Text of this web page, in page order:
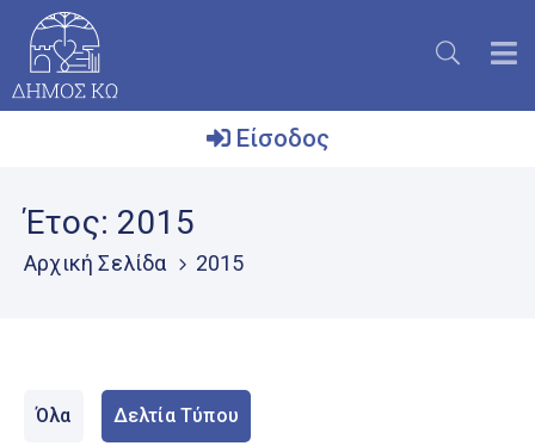
Δήμος
Το
Επικοινωνία
Είσοδος
Έτος: 2015
Αρχική Σελίδα 2015
Όλα Δελτία Τύπου